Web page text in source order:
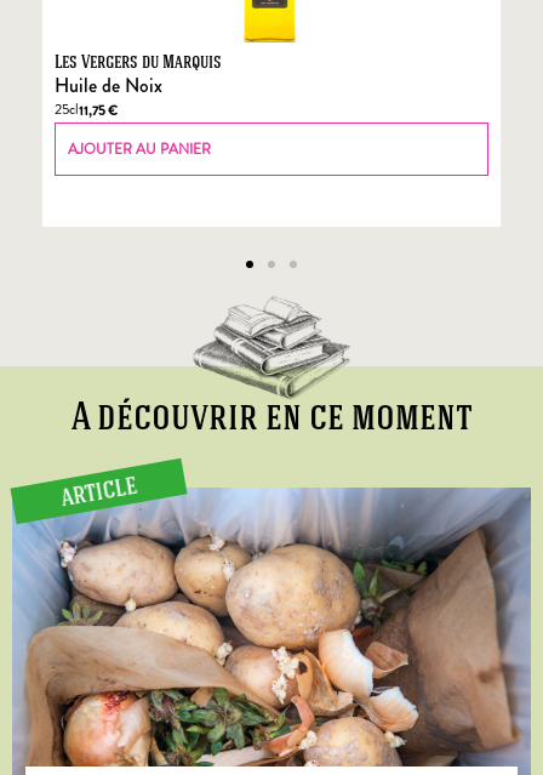
Les Vergers du Marquis
Huile de Noix
25cl11,75€
AJOUTER AU PANIER
A découvrir en ce moment
ARTICLE